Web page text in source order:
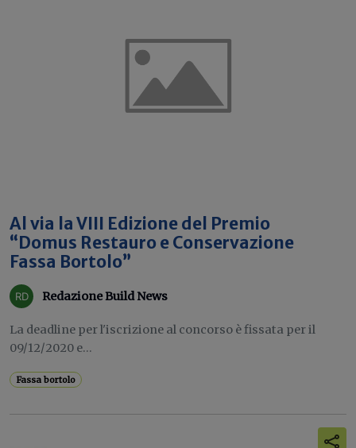
Al via la VIII Edizione del Premio
“Domus Restauro e Conservazione
Fassa Bortolo”
Redazione Build News
La deadline per l'iscrizione al concorso è fissata per il
09/12/2020 e...
Fassa bortolo